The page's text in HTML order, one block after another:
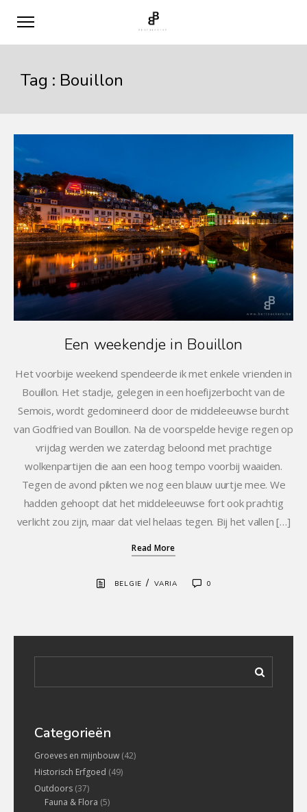
Tag : Bouillon
Een weekendje in Bouillon
Het voorbije weekend spendeerde ik met enkele vrienden in
Bouillon. Het stadje, gelegen in een hoefijzerbocht van de
Semois, wordt gedomineerd door de middeleeuwse burcht
van Godfried van Bouillon. Na de voorspelde hevige regen op
vrijdag werden we zaterdag beloond met prachtige
wolkenpartijen die aan een hoog tempo voorbij waaiden.
Tegen de avond pikten we nog een blauw uurtje mee. We
hadden gehoopt dat het middeleeuwse fort ook prachtig
verlicht zou zijn, maar dat viel helaas tegen. Bij het vallen […]
Read More
BELGIE / VARIA 0
Categorieën
Groeves en mijnbouw (42)
Historisch Erfgoed (49)
Outdoors (37)
Fauna & Flora (5)